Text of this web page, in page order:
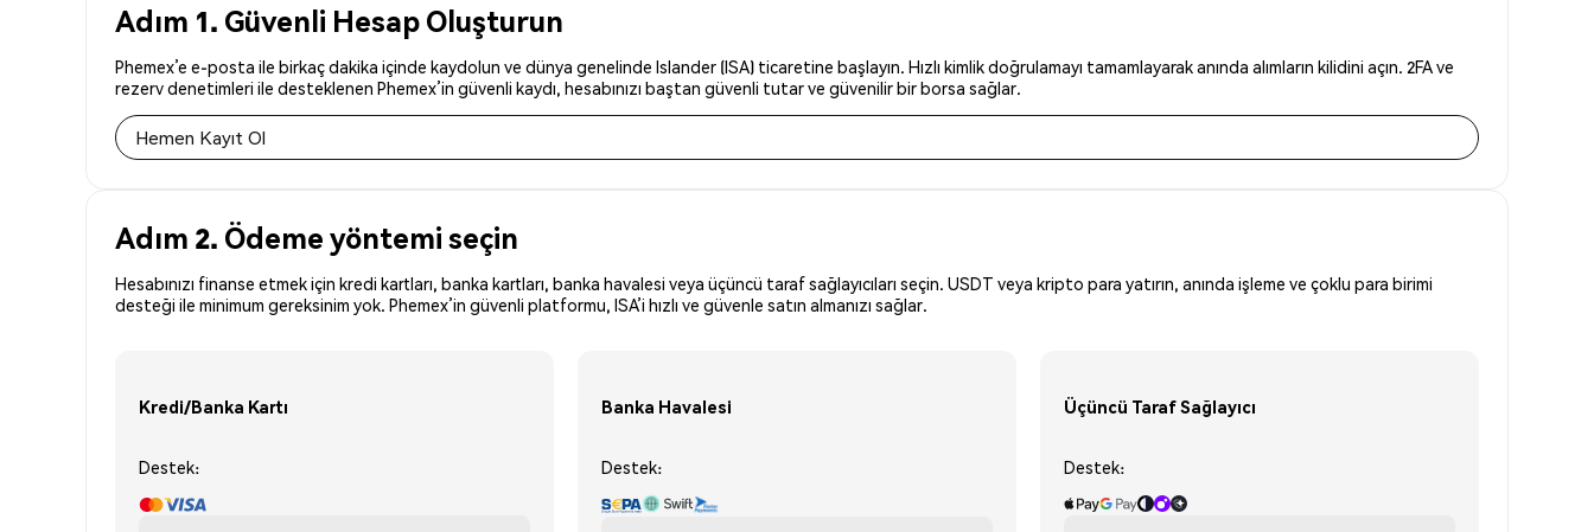
Adım 1. Güvenli Hesap Oluşturun
Phemex’e e-posta ile birkaç dakika içinde kaydolun ve dünya genelinde Islander (ISA) ticaretine başlayın. Hızlı kimlik doğrulamayı tamamlayarak anında alımların kilidini açın. 2FA ve
rezerv denetimleri ile desteklenen Phemex’in güvenli kaydı, hesabınızı baştan güvenli tutar ve güvenilir bir borsa sağlar.
Hemen Kayıt Ol
Adım 2. Ödeme yöntemi seçin
Hesabınızı finanse etmek için kredi kartları, banka kartları, banka havalesi veya üçüncü taraf sağlayıcıları seçin. USDT veya kripto para yatırın, anında işleme ve çoklu para birimi
desteği ile minimum gereksinim yok. Phemex’in güvenli platformu, ISA’i hızlı ve güvenle satın almanızı sağlar.
Kredi/Banka Kartı
Destek:
Banka Havalesi
Destek:
Üçüncü Taraf Sağlayıcı
Destek: